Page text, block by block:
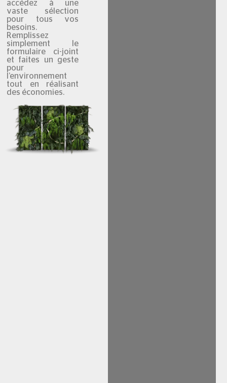
accédez à une
vaste sélection
pour tous vos
besoins.
Remplissez
simplement le
formulaire ci-joint
et faites un geste
pour
l’environnement
tout en réalisant
des économies.